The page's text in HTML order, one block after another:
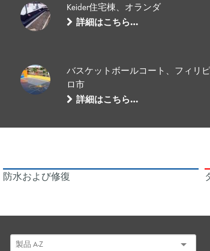
Keider住宅棟、オランダ
詳細はこちら…
バスケットボールコート、フィリ
ロ市
詳細はこちら…
防水および修復